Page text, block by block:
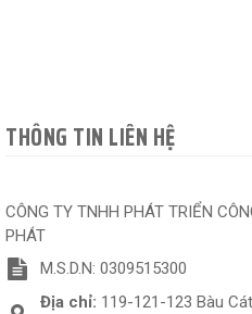
THÔNG TIN LIÊN HỆ
CÔNG TY TNHH PHÁT TRIỂN
PHÁT
M.S.D.N: 0309515300
Địa chỉ: 119-121-123 Bàu